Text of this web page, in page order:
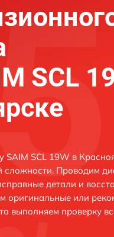
SCL
SCL 19W в
сложности. Проводим
детали и
оригинальные или
выполняем проверку